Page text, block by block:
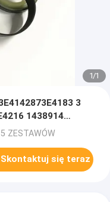
1/1
3
1438914
ZESTAWÓW
Skontaktuj się teraz